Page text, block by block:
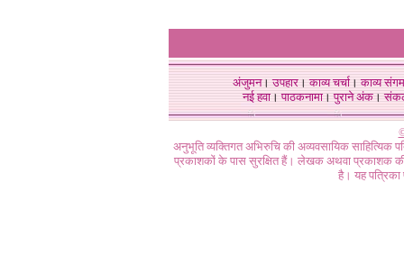
अंजुमन।उपहार।काव्य चर्चा।काव्य संगम
नई हवा। पाठकनामा। पुराने अंक।
अनुभूति व्यक्तिगत अभिरुचि की अव्यवसायिक
प्रकाशकों के पास सुरक्षित हैं। लेखक अथवा प्रकाशक की
है। यह पत्रिका